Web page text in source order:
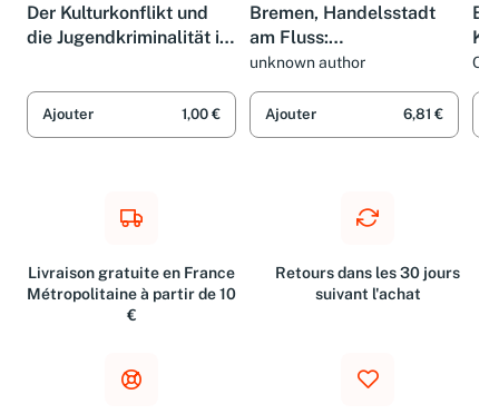
Der Kulturkonflikt und
die Jugendkriminalität in
dem Übersee-Museum
Bremen, Reihe F, Bremer
Ajouter 1,00 €
Bremen, Handelsstadt
am Fluss:
Veröffentlichung des
Übersee-Museums e.V.
unknown author
Ajouter 6,81 €
Livraison gratuite en France
Métropolitaine à partir de 10
€
Retours dans les 30 jours
suivant l'achat